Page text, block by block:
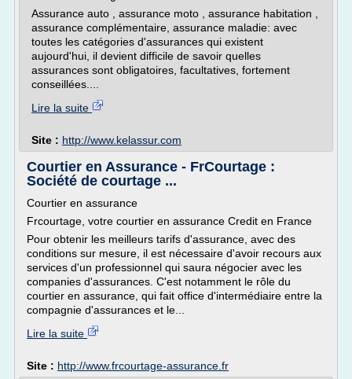
Assurance auto , assurance moto , assurance habitation ,
assurance complémentaire, assurance maladie: avec
toutes les catégories d'assurances qui existent
aujourd'hui, il devient difficile de savoir quelles
assurances sont obligatoires, facultatives, fortement
conseillées....
Lire la suite
Site : http://www.kelassur.com
Courtier en Assurance - FrCourtage :
Société de courtage ...
Courtier en assurance
Frcourtage, votre courtier en assurance Credit en France
Pour obtenir les meilleurs tarifs d'assurance, avec des
conditions sur mesure, il est nécessaire d'avoir recours aux
services d'un professionnel qui saura négocier avec les
companies d'assurances. C'est notamment le rôle du
courtier en assurance, qui fait office d'intermédiaire entre la
compagnie d'assurances et le...
Lire la suite
Site : http://www.frcourtage-assurance.fr